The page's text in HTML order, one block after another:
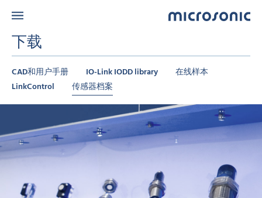
下载
CAD和用户手册 IO-Link IODD library
在线样本
LinkControl
传感器档案